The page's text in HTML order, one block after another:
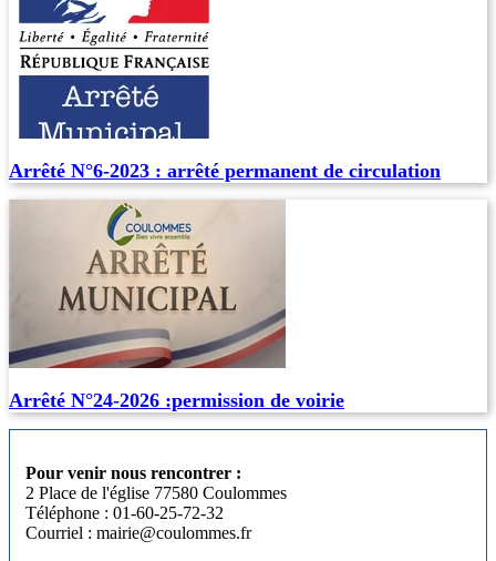
Arrêté N°6-2023 : arrêté permanent de circulation
Arrêté N°24-2026 :permission de voirie
Pour venir nous rencontrer :
2 Place de l'église 77580 Coulommes
Téléphone : 01-60-25-72-32
Courriel : mairie@coulommes.fr